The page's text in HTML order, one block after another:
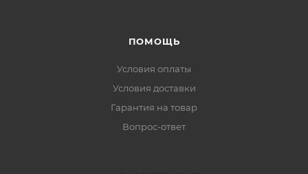
ПОМОЩЬ
Условия оплаты
Условия доставки
Гарантия на товар
Вопрос-ответ